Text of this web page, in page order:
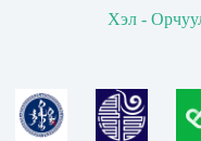
Хэл -